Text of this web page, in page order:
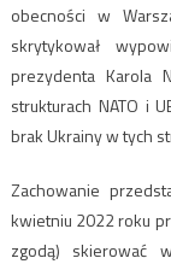
obecności w
skrytykował
prezydenta Karola
strukturach NATO i
brak Ukrainy w tych
Zachowanie
kwietniu 2022 roku
zgodą) skierować